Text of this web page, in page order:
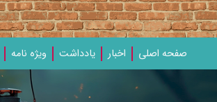
صفحه اصلی اخبار یادداشت‌ ویژه‌ نامه‌